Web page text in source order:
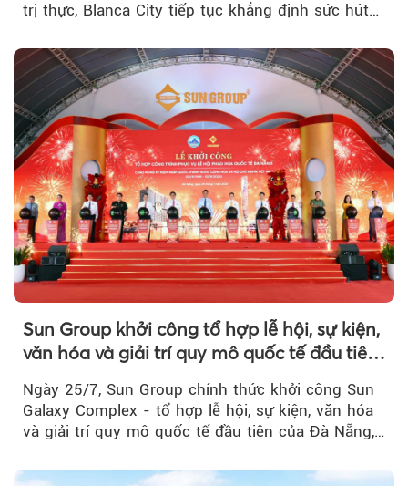
trị thực, Blanca City tiếp tục khẳng định sức hút
Sun Group khởi công tổ hợp lễ hội, sự kiện,
văn hóa và giải trí quy mô quốc tế đầu tiên
Ngày 25/7, Sun Group chính thức khởi công Sun
Galaxy Complex - tổ hợp lễ hội, sự kiện, văn hóa
và giải trí quy mô quốc tế đầu tiên của Đà Nẵng,…